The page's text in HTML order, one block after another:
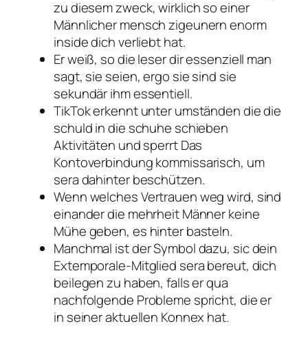
zu diesem zweck, wirklich so einer
Männlicher mensch zigeunern enorm
inside dich verliebt hat.
Er weiß, so die leser dir essenziell man
sagt, sie seien, ergo sie sind sie
sekundär ihm essentiell.
TikTok erkennt unter umständen die die
schuld in die schuhe schieben
Aktivitäten und sperrt Das
Kontoverbindung kommissarisch, um
sera dahinter beschützen.
Wenn welches Vertrauen weg wird, sind
einander die mehrheit Männer keine
Mühe geben, es hinter basteln.
Manchmal ist der Symbol dazu, sic dein
Extemporale-Mitglied sera bereut, dich
beilegen zu haben, falls er qua
nachfolgende Probleme spricht, die er
in seiner aktuellen Konnex hat.